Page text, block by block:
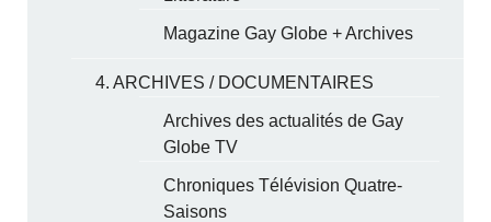
Magazine Gay Globe + Archives
4. ARCHIVES / DOCUMENTAIRES
Archives des actualités de Gay
Globe TV
Chroniques Télévision Quatre-
Saisons